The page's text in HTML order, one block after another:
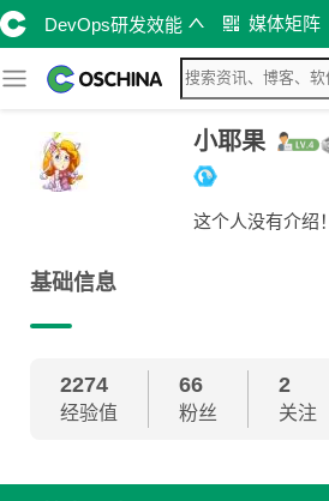
DevOps研发效能 媒体矩阵
小耶果
这个人没有介绍！
基础信息
2274
经验值
66
粉丝
2
关注